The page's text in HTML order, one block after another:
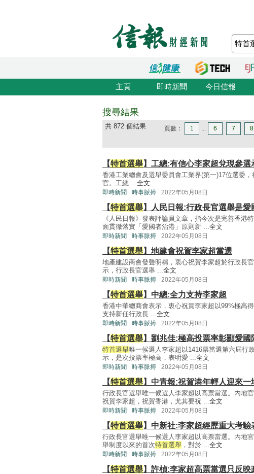
主頁 即時新聞 今日信報
搜尋結果
共 872 個結果 頁數： 1 ... 6 7 8
【特首選舉】工總:有信心李家超兌現參選
香港工業總會及選舉委員會工業界(第一)17位選委
官。工總 ...全文
即時新聞 時事脈搏 2022年05月08日
【特首選舉】人民日報:行政長官選舉是
《人民日報》發表評論員文章，指今次是完善香港
面貫徹落實「愛國者治港」原則新 ...全文
即時新聞 時事脈搏 2022年05月08日
【特首選舉】地建會祝賀李家超當選
地產建設商會發聲明稱，衷心祝賀李家超於行政長
示，行政長官選舉 ...全文
即時新聞 時事脈搏 2022年05月08日
【特首選舉】中總:全力支持李家超
香港中華總商會表示，衷心祝賀李家超以99%極高
支持新任行政長 ...全文
即時新聞 時事脈搏 2022年05月08日
【特首選舉】劉兆佳:極高投票率彰顯愛國
特首選舉唯一候選人李家超以1416票當選第六屆行
示，是次投票率極高，表明愛 ...全文
即時新聞 時事脈搏 2022年05月08日
【特首選舉】中青報:祝賀港年輕人迎來一
行政長官選舉唯一候選人李家超以高票當選。內地
祝賀李家超，祝賀香港，尤其要祝 ...全文
即時新聞 時事脈搏 2022年05月08日
【特首選舉】中新社:李家超經歷重大考
行政長官選舉唯一候選人李家超以高票當選。內地
舉制度以來的首次特首選舉 ，對於 ...全文
即時新聞 時事脈搏 2022年05月08日
【特首選舉】許楨:李家超高票當選只反映